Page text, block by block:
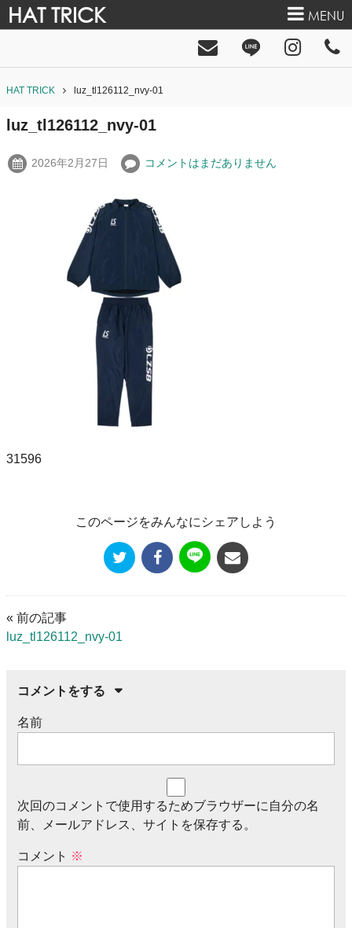
HAT TRICK MENU
HAT TRICK luz_tl126112_nvy-01
luz_tl126112_nvy-01
2026年2月27日 コメントはまだありません
31596
このページをみんなにシェアしよう
« 前の記事
luz_tl126112_nvy-01
コメントをする
名前
次回のコメントで使用するためブラウザーに自分の名
前、メールアドレス、サイトを保存する。
コメント ※